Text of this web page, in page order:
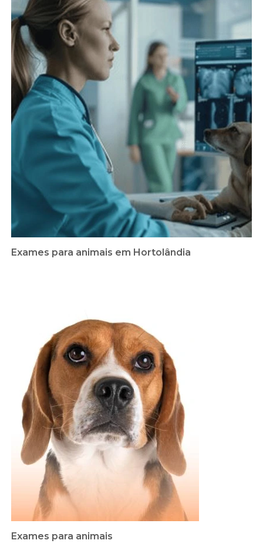
Exames para animais em Hortolândia
Exames para animais